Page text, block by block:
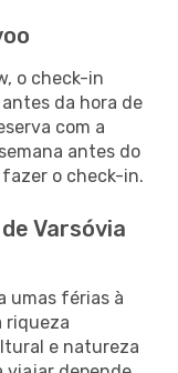
o check-in
da hora de
com a
antes do
o check-in.
Varsóvia
umas férias à
riqueza
e natureza